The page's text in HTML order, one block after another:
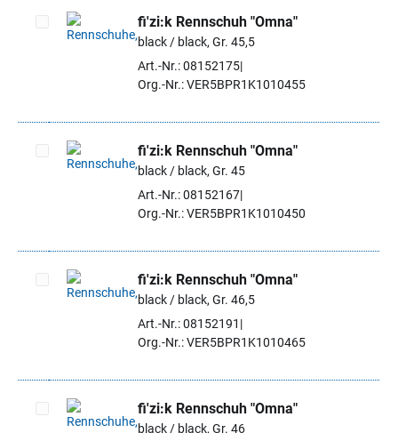
Artikel auswählen
fi'zi:k Rennschuh "Omna"
black / black, Gr. 45,5
Art.-Nr.: 08152175
Org.-Nr.: VER5BPR1K1010455
Artikel auswählen
fi'zi:k Rennschuh "Omna"
black / black, Gr. 45
Art.-Nr.: 08152167
Org.-Nr.: VER5BPR1K1010450
Artikel auswählen
fi'zi:k Rennschuh "Omna"
black / black, Gr. 46,5
Art.-Nr.: 08152191
Org.-Nr.: VER5BPR1K1010465
fi'zi:k Rennschuh "Omna"
black / black, Gr. 46